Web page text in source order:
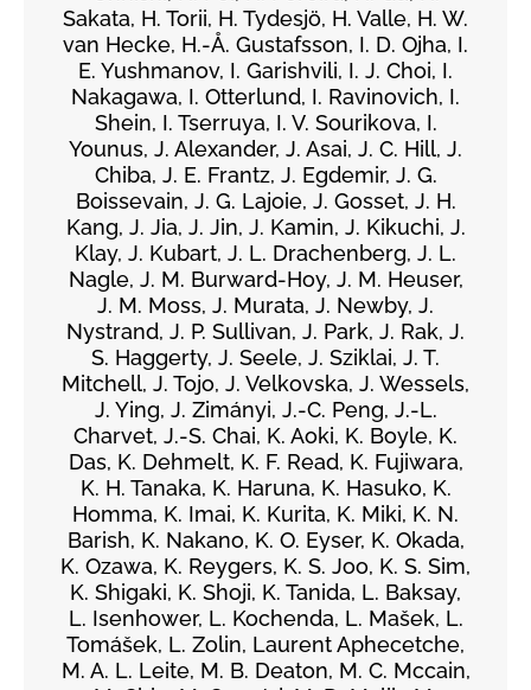
Sakata, H. Torii, H. Tydesjö, H. Valle, H. W.
van Hecke, H.-Å. Gustafsson, I. D. Ojha, I.
E. Yushmanov, I. Garishvili, I. J. Choi, I.
Nakagawa, I. Otterlund, I. Ravinovich, I.
Shein, I. Tserruya, I. V. Sourikova, I.
Younus, J. Alexander, J. Asai, J. C. Hill, J.
Chiba, J. E. Frantz, J. Egdemir, J. G.
Boissevain, J. G. Lajoie, J. Gosset, J. H.
Kang, J. Jia, J. Jin, J. Kamin, J. Kikuchi, J.
Klay, J. Kubart, J. L. Drachenberg, J. L.
Nagle, J. M. Burward-Hoy, J. M. Heuser,
J. M. Moss, J. Murata, J. Newby, J.
Nystrand, J. P. Sullivan, J. Park, J. Rak, J.
S. Haggerty, J. Seele, J. Sziklai, J. T.
Mitchell, J. Tojo, J. Velkovska, J. Wessels,
J. Ying, J. Zimányi, J.-C. Peng, J.-L.
Charvet, J.-S. Chai, K. Aoki, K. Boyle, K.
Das, K. Dehmelt, K. F. Read, K. Fujiwara,
K. H. Tanaka, K. Haruna, K. Hasuko, K.
Homma, K. Imai, K. Kurita, K. Miki, K. N.
Barish, K. Nakano, K. O. Eyser, K. Okada,
K. Ozawa, K. Reygers, K. S. Joo, K. S. Sim,
K. Shigaki, K. Shoji, K. Tanida, L. Baksay,
L. Isenhower, L. Kochenda, L. Mašek, L.
Tomášek, L. Zolin, Laurent Aphecetche,
M. A. L. Leite, M. B. Deaton, M. C. Mccain,